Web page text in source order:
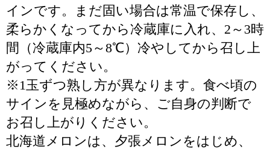
インです。まだ固い場合は常温で保存し、
柔らかくなってから冷蔵庫に入れ、2～3時
間（冷蔵庫内5～8℃）冷やしてから召し上
がってください。
※1玉ずつ熟し方が異なります。食べ頃の
サインを見極めながら、ご自身の判断で
お召し上がりください。
北海道メロンは、夕張メロンをはじめ、